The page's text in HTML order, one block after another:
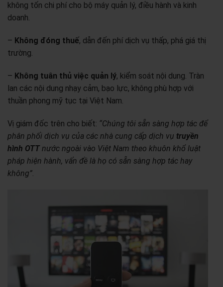
không tốn chi phí cho bộ máy quản lý, điều hành và kinh
doanh.
– Không đóng thuế, dẫn đến phí dịch vụ thấp, phá giá thị
trường.
– Không tuân thủ việc quản lý, kiểm soát nội dung. Tràn
lan các nội dung nhạy cảm, bạo lực, không phù hợp với
thuần phong mỹ tục tại Việt Nam.
Vị giám đốc trên cho biết: “Chúng tôi sẵn sàng hợp tác để
phân phối dịch vụ của các nhà cung cấp dịch vụ truyền
hình OTT nước ngoài vào Việt Nam theo khuôn khổ luật
pháp hiện hành, vấn đề là họ có sẵn sàng hợp tác hay
không”